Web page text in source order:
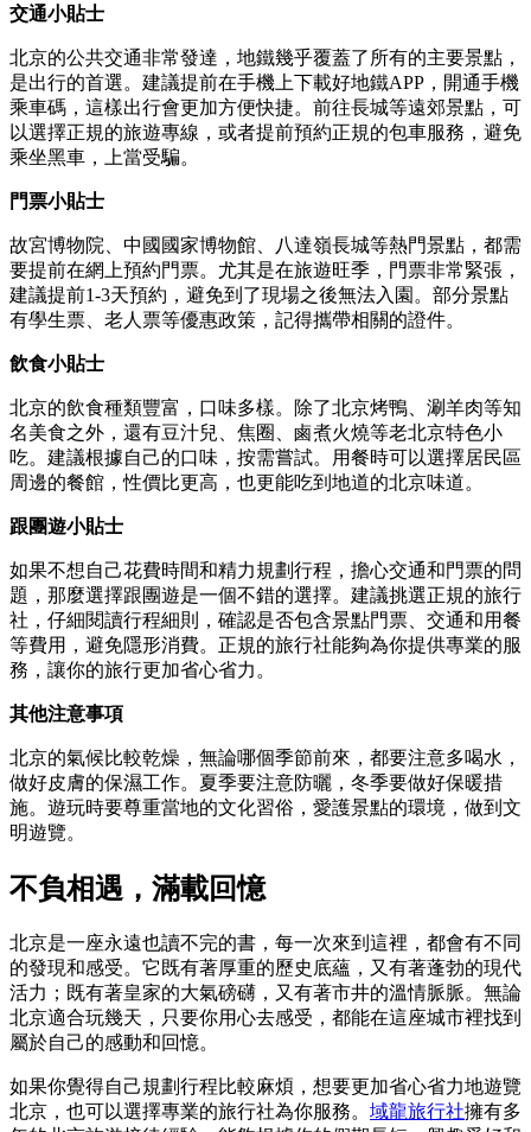
交通小貼士
北京的公共交通非常發達，地鐵幾乎覆蓋了所有的主要景點，
是出行的首選。建議提前在手機上下載好地鐵APP，開通手機
乘車碼，這樣出行會更加方便快捷。前往長城等遠郊景點，可
以選擇正規的旅遊專線，或者提前預約正規的包車服務，避免
乘坐黑車，上當受騙。
門票小貼士
故宮博物院、中國國家博物館、八達嶺長城等熱門景點，都需
要提前在網上預約門票。尤其是在旅遊旺季，門票非常緊張，
建議提前1-3天預約，避免到了現場之後無法入園。部分景點
有學生票、老人票等優惠政策，記得攜帶相關的證件。
飲食小貼士
北京的飲食種類豐富，口味多樣。除了北京烤鴨、涮羊肉等知
名美食之外，還有豆汁兒、焦圈、鹵煮火燒等老北京特色小
吃。建議根據自己的口味，按需嘗試。用餐時可以選擇居民區
周邊的餐館，性價比更高，也更能吃到地道的北京味道。
跟團遊小貼士
如果不想自己花費時間和精力規劃行程，擔心交通和門票的問
題，那麼選擇跟團遊是一個不錯的選擇。建議挑選正規的旅行
社，仔細閱讀行程細則，確認是否包含景點門票、交通和用餐
等費用，避免隱形消費。正規的旅行社能夠為你提供專業的服
務，讓你的旅行更加省心省力。
其他注意事項
北京的氣候比較乾燥，無論哪個季節前來，都要注意多喝水，
做好皮膚的保濕工作。夏季要注意防曬，冬季要做好保暖措
施。遊玩時要尊重當地的文化習俗，愛護景點的環境，做到文
明遊覽。
不負相遇，滿載回憶
北京是一座永遠也讀不完的書，每一次來到這裡，都會有不同
的發現和感受。它既有著厚重的歷史底蘊，又有著蓬勃的現代
活力；既有著皇家的大氣磅礴，又有著市井的溫情脈脈。無論
北京適合玩幾天，只要你用心去感受，都能在這座城市裡找到
屬於自己的感動和回憶。
如果你覺得自己規劃行程比較麻煩，想要更加省心省力地遊覽
北京，也可以選擇專業的旅行社為你服務。 域龍旅行社擁有多